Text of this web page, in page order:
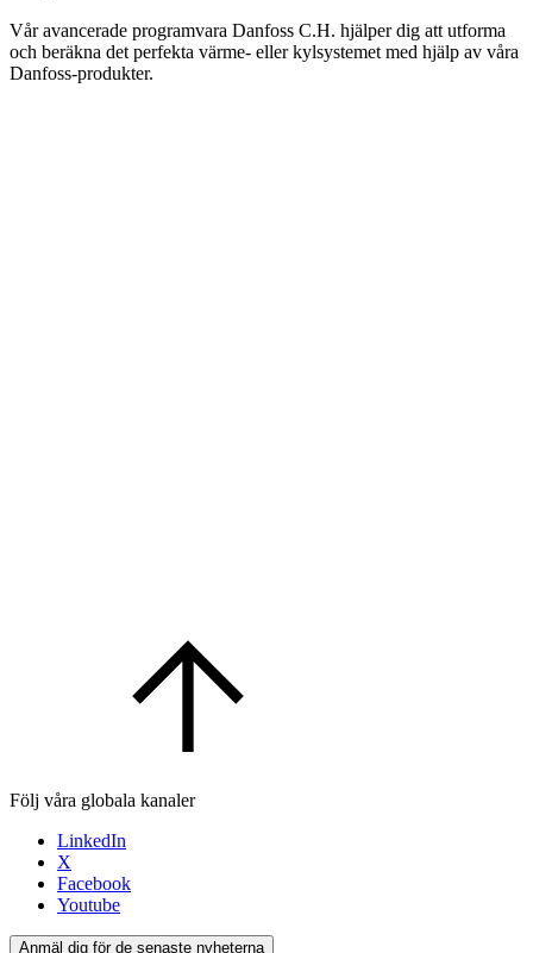
Vår avancerade programvara Danfoss C.H. hjälper dig att utforma
och beräkna det perfekta värme- eller kylsystemet med hjälp av våra
Danfoss-produkter.
Följ våra globala kanaler
LinkedIn
X
Facebook
Youtube
Anmäl dig för de senaste nyheterna